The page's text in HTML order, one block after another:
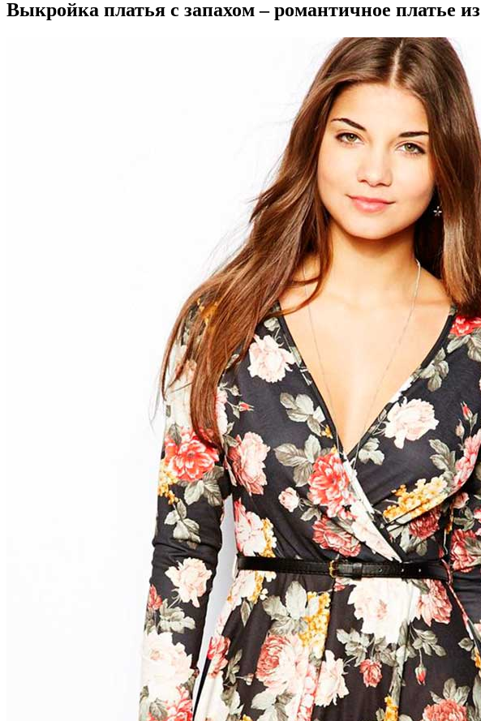
Выкройка платья с запахом – романтичное платье